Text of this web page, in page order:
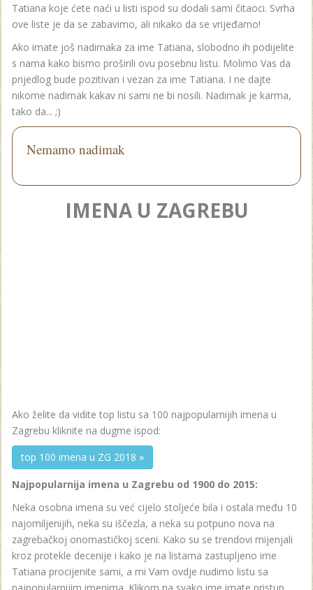
Tatiana koje ćete naći u listi ispod su dodali sami čitaoci. Svrha
ove liste je da se zabavimo, ali nikako da se vrijeđamo!
Ako imate još nadimaka za ime Tatiana, slobodno ih podijelite
s nama kako bismo proširili ovu posebnu listu. Molimo Vas da
prijedlog bude pozitivan i vezan za ime Tatiana. I ne dajte
nikome nadimak kakav ni sami ne bi nosili. Nadimak je karma,
tako da... ;)
Nemamo nadimak
IMENA U ZAGREBU
Ako želite da vidite top listu sa 100 najpopularnijih imena u
Zagrebu kliknite na dugme ispod:
top 100 imena u ZG 2018 »
Najpopularnija imena u Zagrebu od 1900 do 2015:
Neka osobna imena su već cijelo stoljeće bila i ostala među 10
najomiljenijih, neka su iščezla, a neka su potpuno nova na
zagrebačkoj onomastičkoj sceni. Kako su se trendovi mijenjali
kroz protekle decenije i kako je na listama zastupljeno ime
Tatiana procijenite sami, a mi Vam ovdje nudimo listu sa
najpopularnijim imenima. Klikom na svako ime imate pristup